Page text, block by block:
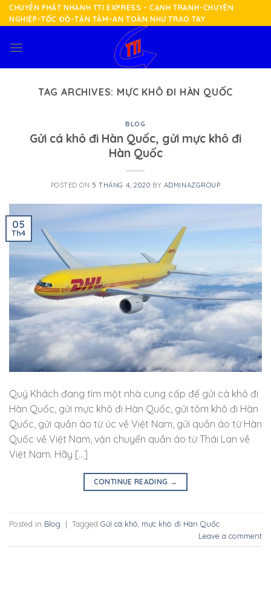
Skip
to
CHUYỂN PHÁT NHANH TTI EXPRESS - CẠNH TRANH-CHUYÊN
NGHIỆP-TỐC ĐỘ-TẬN TÂM-AN TOÀN NHƯ TRAO TAY
TAG ARCHIVES: MỰC KHÔ ĐI HÀN QUỐC
BLOG
Gửi cá khô đi Hàn Quốc, gửi mực khô đi
Hàn Quốc
POSTED ON 5 THÁNG 4, 2020 BY ADMINAZGROUP
05
Th4
Quý Khách đang tìm một nhà cung cấp để gửi cá khô đi
Hàn Quốc, gửi mực khô đi Hàn Quốc, gửi tôm khô đi Hàn
Quốc, gửi quần áo từ úc về Việt Nam, gửi quần áo từ Hàn
Quốc về Việt Nam, vận chuyển quần áo từ Thái Lan về
Việt Nam. Hãy […]
CONTINUE READING →
Posted in Blog | Tagged Gửi cá khô mực khô đi Hàn Quốc
Leave a comment